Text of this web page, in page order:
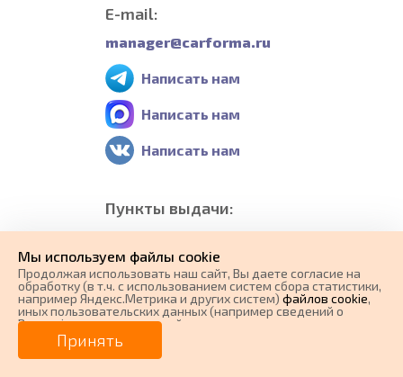
E-mail:
manager@carforma.ru
Написать нам
Написать нам
Написать нам
Пункты выдачи:
Россия, г.Нижний
Новгород,
Нижегородская обл.,
Большая Покровская ул,
56
Мы используем файлы cookie
Продолжая использовать наш cайт, Вы даете согласие на
обработку (в т.ч. с использованием систем сбора статистики,
например Яндекс.Метрика и других систем) файлов cookie,
иных пользовательских данных (например сведений о
Вашем ip-адресе, сведений о местоположении, типе
устройства, времени посещения страницы, сведений о
ресурсах сети Интернет, с которых были совершены
переходы на наш сайт, сведения о Ваших действиях на сайте
Принять